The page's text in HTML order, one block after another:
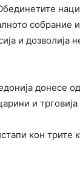
собрание
и дозволија
донесе
и
кон трите